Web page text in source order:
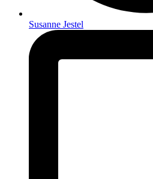
Susanne Jestel